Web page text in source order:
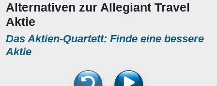
Alternativen zur Allegiant Travel
Aktie
Das Aktien-Quartett: Finde eine bessere
Aktie